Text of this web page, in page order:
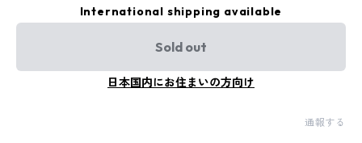
International shipping available
Sold out
日本国内にお住まいの方向け
通報する